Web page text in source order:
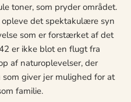
toner, som pryder området.
opleve det spektakulære syn
som er forstærket af det
er ikke blot en flugt fra
af naturoplevelser, der
giver jer mulighed for at
familie.